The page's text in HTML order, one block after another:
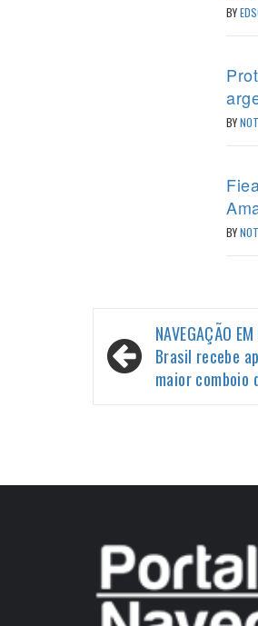
BY
BY
BY
Navegação
de
NAVEGAÇÃO
Brasil recebe
maior comboio